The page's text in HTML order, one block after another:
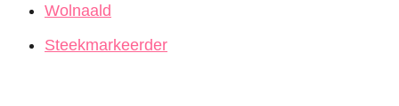
Wolnaald
Steekmarkeerder